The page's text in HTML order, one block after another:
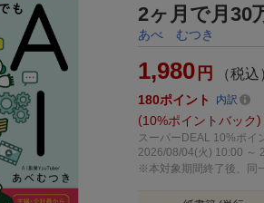
2ヶ月で月30
あべ むつき
1,980 円 （税込
180ポイント 内訳
10%ポイントバック
スーパーDEAL 10%ポイ
2026/08/04(火) 10:00 ～
※本対象期間終了後、同